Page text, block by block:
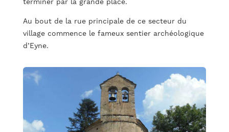
terminer par la grande place.
Au bout de la rue principale de ce secteur du
village commence le fameux sentier archéologique
d’Eyne.